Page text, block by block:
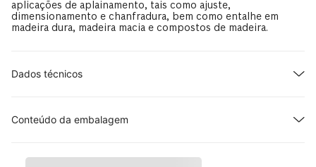
aplicações de aplainamento, tais como ajuste,
dimensionamento e chanfradura, bem como entalhe em
madeira dura, madeira macia e compostos de madeira.
Dados técnicos
Conteúdo da embalagem